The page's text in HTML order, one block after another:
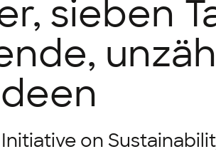
sieben
on